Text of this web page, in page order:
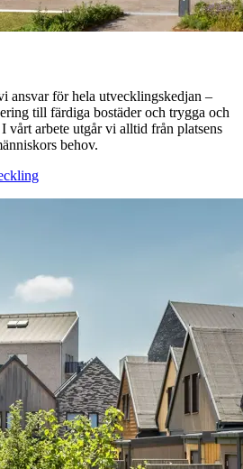
ansvar för hela utvecklingskedjan –
till färdiga bostäder och trygga och
vårt arbete utgår vi alltid från platsens
behov.